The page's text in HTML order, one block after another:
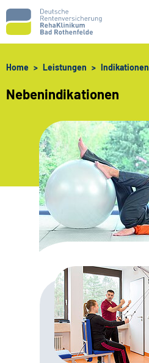
Navigation überspringen
Home Leistungen Indikationen
Nebenindikationen